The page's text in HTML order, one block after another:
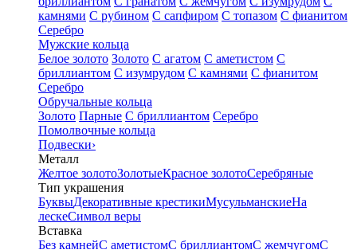
камнями С рубином С сапфиром С топазом С фианитом
Серебро
Мужские кольца
Белое золото Золото С агатом С аметистом С
бриллиантом С изумрудом С камнями С фианитом
Серебро
Обручальные кольца
Золото Парные С бриллиантом Серебро
Помолвочные кольца
Подвески›
Металл
Желтое золотоЗолотыеКрасное золотоСеребряные
Тип украшения
БуквыДекоративные крестикиМусульманскиеНа
лескеСимвол веры
Вставка
Без камнейС аметистомС бриллиантомС жемчугомС